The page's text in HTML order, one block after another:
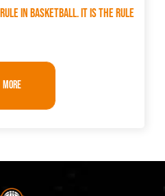
in basketball. It is the rule
More